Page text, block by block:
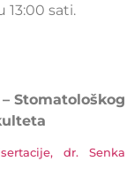
13:00 sati.
Stomatološkog
dr. Senka